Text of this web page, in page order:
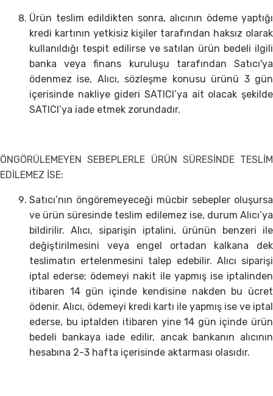
Ürün teslim edildikten sonra, alıcının ödeme yaptığı
kredi kartının yetkisiz kişiler tarafından haksız olarak
kullanıldığı tespit edilirse ve satılan ürün bedeli ilgili
banka veya finans kuruluşu tarafından Satıcı'ya
ödenmez ise, Alıcı, sözleşme konusu ürünü 3 gün
içerisinde nakliye gideri SATICI’ya ait olacak şekilde
SATICI’ya iade etmek zorundadır.
ÖNGÖRÜLEMEYEN SEBEPLERLE ÜRÜN SÜRESİNDE TESLİM
EDİLEMEZ İSE:
Satıcı’nın öngöremeyeceği mücbir sebepler oluşursa
ve ürün süresinde teslim edilemez ise, durum Alıcı’ya
bildirilir. Alıcı, siparişin iptalini, ürünün benzeri ile
değiştirilmesini veya engel ortadan kalkana dek
teslimatın ertelenmesini talep edebilir. Alıcı siparişi
iptal ederse; ödemeyi nakit ile yapmış ise iptalinden
itibaren 14 gün içinde kendisine nakden bu ücret
ödenir. Alıcı, ödemeyi kredi kartı ile yapmış ise ve iptal
ederse, bu iptalden itibaren yine 14 gün içinde ürün
bedeli bankaya iade edilir, ancak bankanın alıcının
hesabına 2-3 hafta içerisinde aktarması olasıdır.